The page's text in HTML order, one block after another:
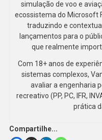
simulação de voo e
ecossistema do Microsoft
traduzindo e
lançamentos para o
que realmente
Com 18+ anos de
sistemas complexos,
avaliar a engenharia
recreativo (PP, PC, IFR,
prática
Compartilhe...